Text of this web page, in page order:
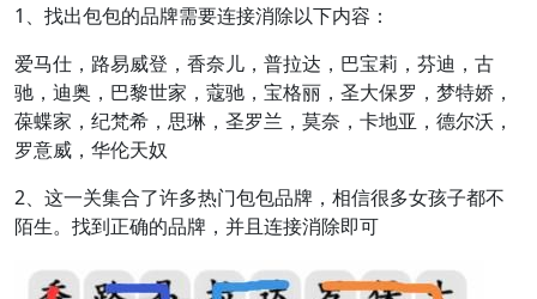
1、找出包包的品牌需要连接消除以下内容：
爱马仕，路易威登，香奈儿，普拉达，巴宝莉，芬迪，古
驰，迪奥，巴黎世家，蔻驰，宝格丽，圣大保罗，梦特娇，
葆蝶家，纪梵希，思琳，圣罗兰，莫奈，卡地亚，德尔沃，
罗意威，华伦天奴
2、这一关集合了许多热门包包品牌，相信很多女孩子都不
陌生。找到正确的品牌，并且连接消除即可